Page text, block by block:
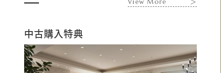
View More ＞
中古購入特典